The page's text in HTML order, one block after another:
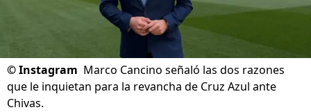
©Instagram Marco Cancino señaló las dos razones
que le inquietan para la revancha de Cruz Azul ante
Chivas.